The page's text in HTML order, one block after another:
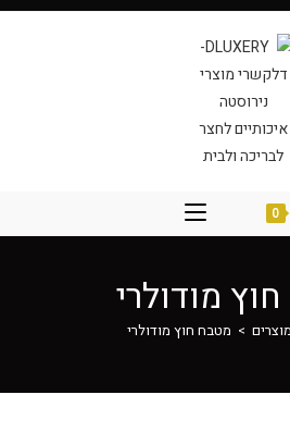
0
מודולרי
מוצרים > מטבח חוץ מודולרי